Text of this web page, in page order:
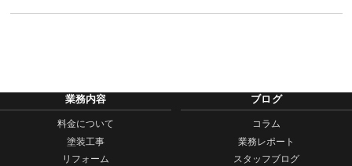
業務内容
料金について
塗装工事
リフォーム
ブログ
コラム
業務レポート
スタッフブログ